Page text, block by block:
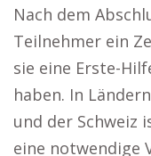
Nach dem
Teilnehmer ein
sie eine Erste-
haben. In
und der Schweiz
eine notwendige